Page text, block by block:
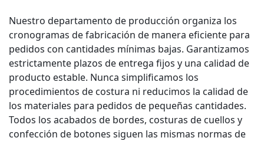
Nuestro departamento de producción organiza los
cronogramas de fabricación de manera eficiente para
pedidos con cantidades mínimas bajas. Garantizamos
estrictamente plazos de entrega fijos y una calidad de
producto estable. Nunca simplificamos los
procedimientos de costura ni reducimos la calidad de
los materiales para pedidos de pequeñas cantidades.
Todos los acabados de bordes, costuras de cuellos y
confección de botones siguen las mismas normas de